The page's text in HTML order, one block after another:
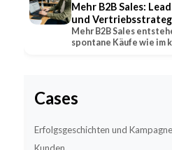
Mehr B2B Sales:
und
Mehr B2B Sales
spontane Käufe wie im
Cases
Erfolgsgeschichten und
Kunden.